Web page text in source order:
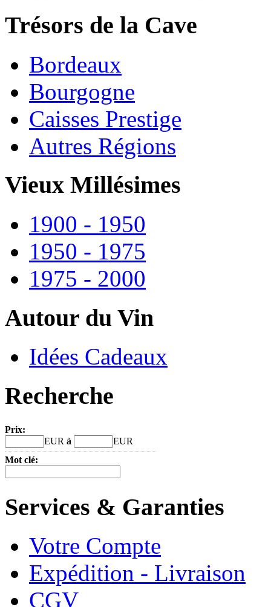
Trésors de la Cave
Bordeaux
Bourgogne
Caisses Prestige
Autres Régions
Vieux Millésimes
1900 - 1950
1950 - 1975
1975 - 2000
Autour du Vin
Idées Cadeaux
Recherche
Prix:
EUR à
EUR
Mot clé:
Services & Garanties
Votre Compte
Expédition - Livraison
CGV